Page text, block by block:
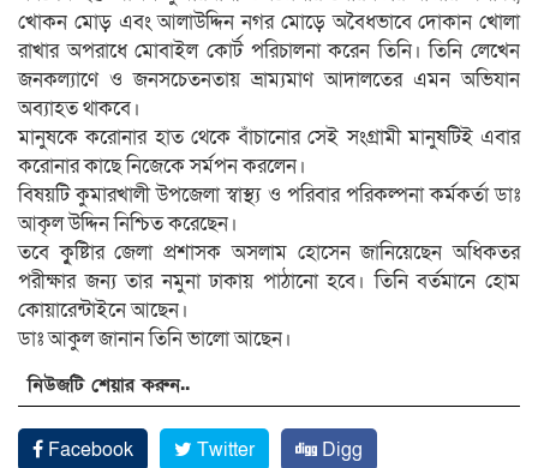
খোকন মোড় এবং আলাউদ্দিন নগর মোড়ে অবৈধভাবে দোকান খোলা
রাখার অপরাধে মোবাইল কোর্ট পরিচালনা করেন তিনি। তিনি লেখেন
জনকল্যাণে ও জনসচেতনতায় ভ্রাম্যমাণ আদালতের এমন অভিযান
অব্যাহত থাকবে।
মানুষকে করোনার হাত থেকে বাঁচানোর সেই সংগ্রামী মানুষটিই এবার
করোনার কাছে নিজেকে সর্মপন করলেন।
বিষয়টি কুমারখালী উপজেলা স্বাস্থ্য ও পরিবার পরিকল্পনা কর্মকর্তা ডাঃ
আকৃল উদ্দিন নিশ্চিত করেছেন।
তবে কৃুষ্টিার জেলা প্রশাসক অসলাম হোসেন জানিয়েছেন অধিকতর
পরীক্ষার জন্য তার নমুনা ঢাকায় পাঠানো হবে। তিনি বর্তমানে হোম
কোয়ারেন্টাইনে আছেন।
ডাঃ আকুল জানান তিনি ভালো আছেন।
নিউজটি শেয়ার করুন..
Facebook Twitter
Digg